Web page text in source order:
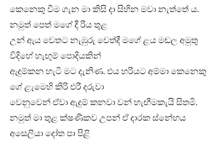
කෙනෙකු වීම ගැන මා කිසි දා සිහින මවා නැත්තේ ය.
නමුත් පෙත් මගේ දී රිය තුළ
උන් ඇය වෙතට නැඹුරු වෙත්දී මගේ ළය මඬල අමුතු
විදිහේ හැඟුම් පොදියකින්
ඇදුම්කන හැටි මට දැනිණ. එය හරියට අම්මා කෙනෙකු
ගේ ළැමෙහි කිරි එරී දරුවා
වෙනුවෙන් ඒවා ඇදුම් කනවා වන් හැඟීමකැයි සිතමි.
නමුත් මා තුළ ක්ෂණිකව උපන් ඒ දාරක ස්නේහය
අසෙලියා දෝත පා පිළි